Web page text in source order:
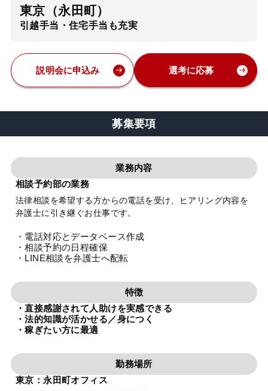
東京（永田町）
引越手当・住宅手当も充実
説明会に申込み 選考に応募
募集要項
業務内容
相談予約部の業務
法律相談を希望する方からの電話を受け、ヒアリング内容を
弁護士に引き継ぐお仕事です。
・電話対応とデータベース作成
・相談予約の日程確保
・LINE相談を弁護士へ配転
特徴
・直接感謝されて人助けを実感できる
・法的知識が活かせる／身につく
・稼ぎたい方に最適
勤務場所
東京：永田町オフィス
弁護士・税理士
費用
特設サイト
相談先情報サイト
プライバシーポリシー 利用規約 内部通報
TikTok受賞